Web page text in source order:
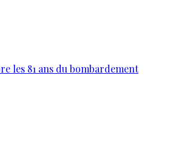
les 81 ans du bombardement